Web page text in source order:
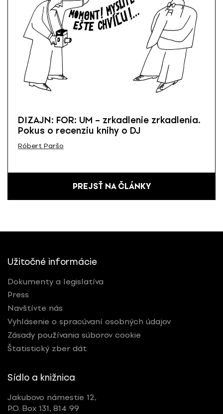
DIZAJN: FOR: UM – zrkadlenie zrkadlenia.
Pokus o recenziu knihy o DJ
Róbert Paršo
PREJSŤ NA ČLÁNKY
Užitočné informácie
Dokumenty a legislatíva
Press
Navštívte nás
Vyhlásenie o spracúvaní osobných údajov
Zásady používania súborov cookie
Štatistický zber dát
Sídlo a knižnica
Jakubovo námestie 12,
P.O. Box 131, 814 99